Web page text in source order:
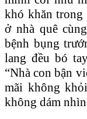
khó khăn
ở nhà quê
bệnh bụng
lang đều bó
“Nhà con bận
mãi không
không dám